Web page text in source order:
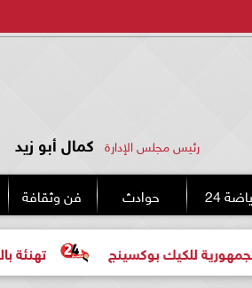
رئيس مجلس الإدارة كمال أبو زيد
24 حوادث فن وثقافة
تهنئة بالخطوبة بوكسينج